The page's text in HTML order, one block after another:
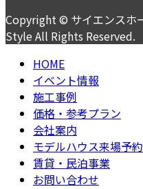
Copyright © サイエンスホ
Style All Rights Reserved.
HOME
イベント情報
施工事例
価格・参考プラン
会社案内
モデルハウス来場予約
賃貸・民泊事業
お問い合わせ